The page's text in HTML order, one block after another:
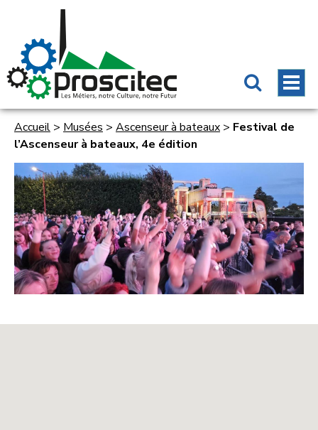
Accueil > Musées > Ascenseur à bateaux > Festival de
l’Ascenseur à bateaux, 4e édition